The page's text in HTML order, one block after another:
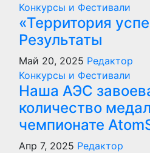
Конкурсы и Фестивали
«Территория
Результаты
Май 20, 2025 Редактор
Конкурсы и Фестивали
Наша АЭС
количество
чемпионате
Апр 7, 2025 Редактор